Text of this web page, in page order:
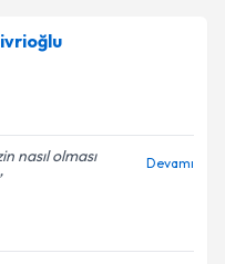
nasıl olması
Devamı